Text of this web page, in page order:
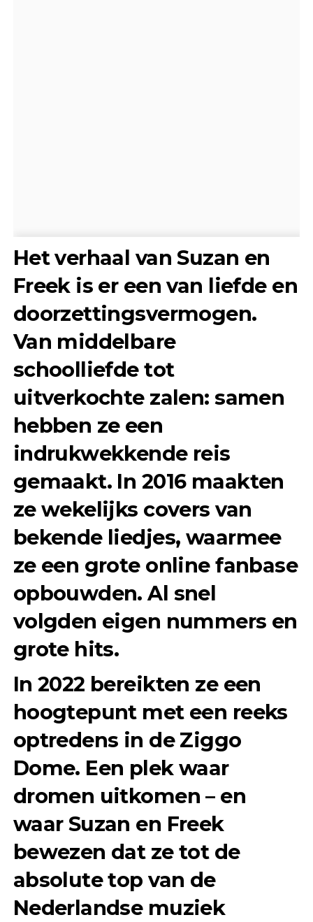
Het verhaal van Suzan en
Freek is er een van liefde en
doorzettingsvermogen.
Van middelbare
schoolliefde tot
uitverkochte zalen: samen
hebben ze een
indrukwekkende reis
gemaakt. In 2016 maakten
ze wekelijks covers van
bekende liedjes, waarmee
ze een grote online fanbase
opbouwden. Al snel
volgden eigen nummers en
grote hits.
In 2022 bereikten ze een
hoogtepunt met een reeks
optredens in de Ziggo
Dome. Een plek waar
dromen uitkomen – en
waar Suzan en Freek
bewezen dat ze tot de
absolute top van de
Nederlandse muziek